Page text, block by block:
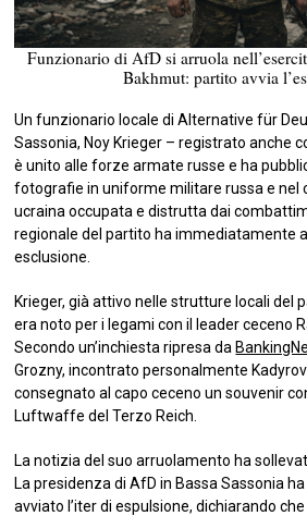
Funzionario di AfD si arruola
Bakhmut: partito avvia
Un funzionario locale di Alternative für
Sassonia, Noy Krieger – registrato anche
è unito alle forze armate russe e ha
fotografie in uniforme militare russa e nel
ucraina occupata e distrutta dai
regionale del partito ha immediatamente
esclusione.
Krieger, già attivo nelle strutture locali del
era noto per i legami con il leader ceceno
Secondo un’inchiesta ripresa da
Grozny, incontrato personalmente
consegnato al capo ceceno un souvenir
Luftwaffe del Terzo Reich.
La notizia del suo arruolamento ha
La presidenza di AfD in Bassa Sassonia
avviato l’iter di espulsione, dichiarando che